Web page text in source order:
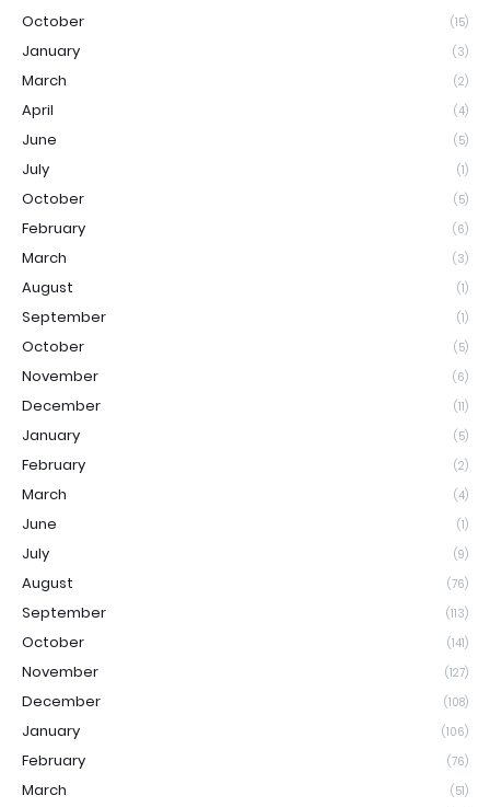
October (15)
January (3)
March (2)
April (4)
June (5)
July (1)
October (5)
February (6)
March (3)
August (1)
September (1)
October (5)
November (6)
December (11)
January (5)
February (2)
March (4)
June (1)
July (9)
August (76)
September (113)
October (141)
November (127)
December (108)
January (106)
February (76)
March (51)